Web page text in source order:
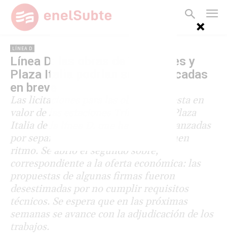
LÍNEA D
Línea D: las obras de Tribunales y
Plaza Italia podrían ser adjudicadas
en breve
Las licitaciones para las obras de puesta en
valor de las estaciones Tribunales y Plaza
Italia de la línea D, que habían sido lanzadas
por separado en agosto, avanzan a buen
ritmo. Se abrió el segundo sobre,
correspondiente a la oferta económica: las
propuestas de algunas firmas fueron
desestimadas por no cumplir requisitos
técnicos. Se espera que en las próximas
semanas se avance con la adjudicación de los
trabajos.